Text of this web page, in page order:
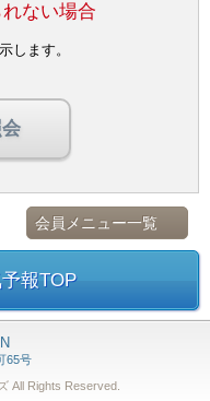
ない場合
します。
会員メニュー一覧
報TOP
65号
All Rights Reserved.